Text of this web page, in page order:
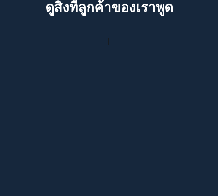
ดูสิ่งที่ลูกค้าของเราพูด